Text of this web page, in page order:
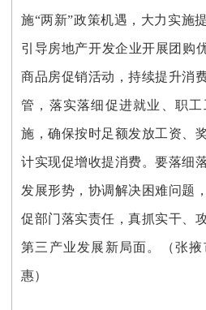
施“两新”政策机遇，大力实施
引导房地产开发企业开展团购
商品房促销活动，持续提升消
管，落实落细促进就业、职
施，确保按时足额发放工资、
计实现促增收提消费。要落细
发展形势，协调解决困难问题
促部门落实责任，真抓实干、
第三产业发展新局面。 （张
惠）